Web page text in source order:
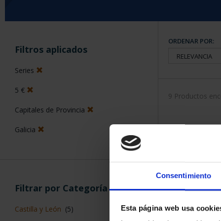
Consentimiento
Esta página web usa
Filtros aplicados
Series
5 €
Capitales de Provincia
Galicia
Filtrar por Categoría
Castilla y León (5)
ORDENAR POR:
9 Productos